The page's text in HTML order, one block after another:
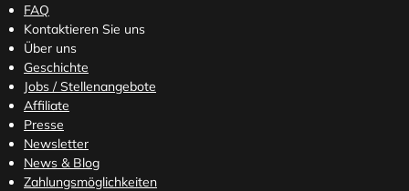
FAQ
Kontaktieren Sie uns
Über uns
Geschichte
Jobs / Stellenangebote
Affiliate
Presse
Newsletter
News & Blog
Zahlungsmöglichkeiten